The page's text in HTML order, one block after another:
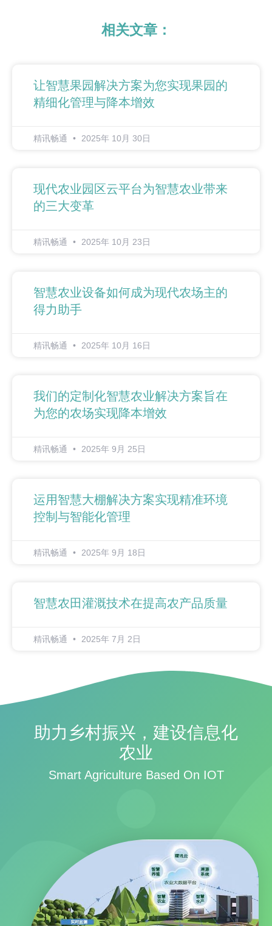
相关文章：
让智慧果园解决方案为您实现果园的
精细化管理与降本增效
精讯畅通 2025年 10月 30日
现代农业园区云平台为智慧农业带来
的三大变革
精讯畅通 2025年 10月 23日
智慧农业设备如何成为现代农场主的
得力助手
精讯畅通 2025年 10月 16日
我们的定制化智慧农业解决方案旨在
为您的农场实现降本增效
精讯畅通 2025年 9月 25日
运用智慧大棚解决方案实现精准环境
控制与智能化管理
精讯畅通 2025年 9月 18日
智慧农田灌溉技术在提高农产品质量
精讯畅通 2025年 7月 2日
助力乡村振兴，建设信息化
农业
Smart Agriculture Based On IOT